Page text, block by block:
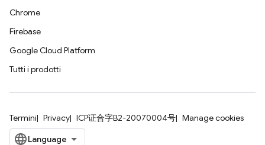
Chrome
Firebase
Google Cloud Platform
Tutti i prodotti
Termini Privacy ICP证合字B2-20070004号 Manage cookies